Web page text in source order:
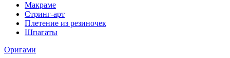
Макраме
Стринг-арт
Плетение из резиночек
Шпагаты
Оригами